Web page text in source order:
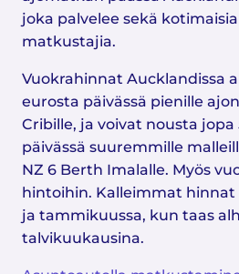
joka palvelee sekä
matkustajia.
Vuokrahinnat Aucklandissa
eurosta päivässä pienille
Cribille, ja voivat nousta jopa
päivässä suuremmille
NZ 6 Berth Imalalle. Myös
hintoihin. Kalleimmat hinnat
ja tammikuussa, kun taas
talvikuukausina.